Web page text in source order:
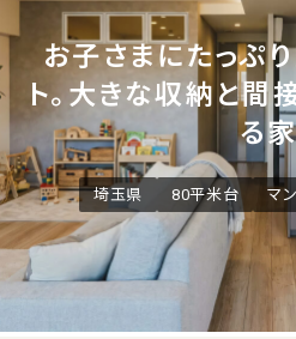
お子さまにたっぷ
ト。大きな収納と間
る
埼玉県 80平米台 マ